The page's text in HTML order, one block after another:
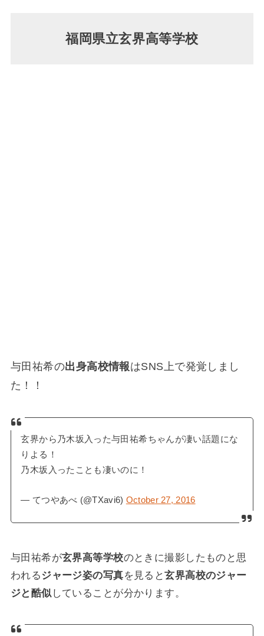
福岡県立玄界高等学校
与田祐希の出身高校情報はSNS上で発覚しまし
た！！
玄界から乃木坂入った与田祐希ちゃんが凄い話題にな
りよる！
乃木坂入ったことも凄いのに！
— てつやあべ (@TXavi6) October 27, 2016
与田祐希が玄界高等学校のときに撮影したものと思
われるジャージ姿の写真を見ると玄界高校のジャー
ジと酷似 していることが分かります。